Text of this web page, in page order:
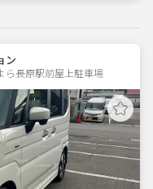
ン
ら長原駅前屋上駐車場